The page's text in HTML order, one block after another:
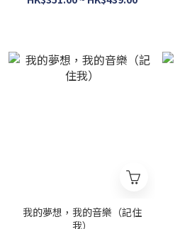
我的夢想，我的音樂（記住
我）